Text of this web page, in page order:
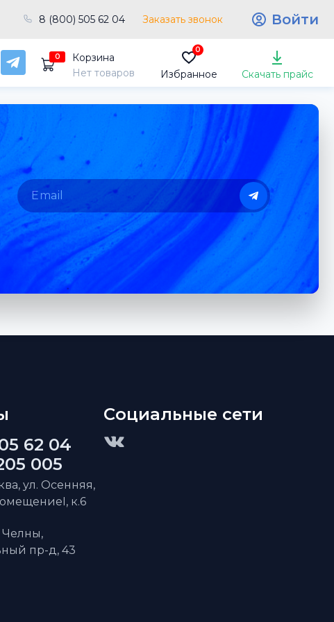
8 (800) 505 62 04 Заказать звонок Войти
0
Корзина
Нет товаров
0
Избранное Скачать прайс
62 04
005
ул. Осенняя,
к.6
пр-д, 43
Социальные сети